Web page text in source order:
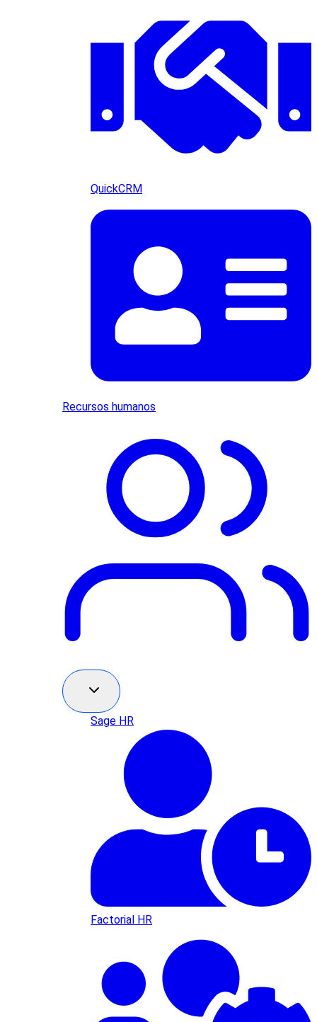
QuickCRM
Recursos humanos
Sage HR
Factorial HR